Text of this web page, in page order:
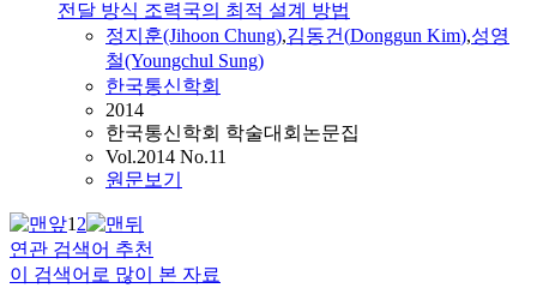
전달 방식 조력국의 최적 설계 방법
정지훈(Jihoon Chung),김동건(Donggun Kim),성영
철(Youngchul Sung)
한국통신학회
2014
한국통신학회 학술대회논문집
Vol.2014 No.11
원문보기
12
연관 검색어 추천
이 검색어로 많이 본 자료